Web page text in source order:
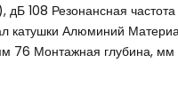
дБ 108 Резонансная
Алюминий
76 Монтажная глубина, мм